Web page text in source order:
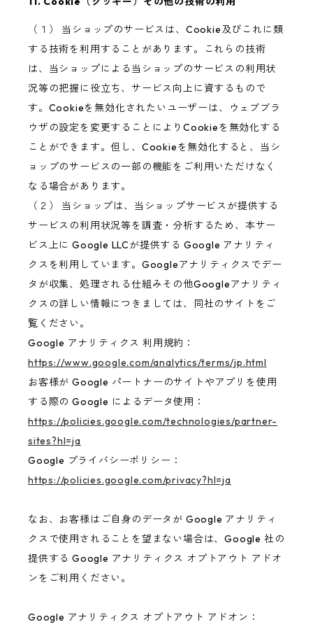
（１） 当ショップのサービスは、Cookie及びこれに類
する技術を利用することがあります。これらの技術
は、当ショップによる当ショップのサービスの利用状
況等の把握に役立ち、サービス向上に資するもので
す。Cookieを無効化されたいユーザーは、ウェブブラ
ウザの設定を変更することによりCookieを無効化する
ことができます。但し、Cookieを無効化すると、当シ
ョップのサービスの一部の機能をご利用いただけなく
なる場合があります。
（２） 当ショップは、当ショップサービスが提供する
サービスの利用状況等を調査・分析するため、本サー
ビス上に Google LLCが提供する Google アナリティ
クスを利用しています。Googleアナリティクスでデー
タが収集、処理される仕組みその他Googleアナリティ
クスの詳しい情報につきましては、同社のサイトをご
覧ください。
Google アナリティクス 利用規約：
https://www.google.com/analytics/terms/jp.html
お客様が Google パートナーのサイトやアプリを使用
する際の Google によるデータ使用：
https://policies.google.com/technologies/partner-
sites?hl=ja
Google プライバシーポリシー：
https://policies.google.com/privacy?hl=ja
なお、お客様はご自身のデータが Google アナリティ
クスで使用されることを望まない場合は、Google 社の
提供する Google アナリティクス オプトアウト アドオ
ンをご利用ください。
Google アナリティクス オプトアウト アドオン：